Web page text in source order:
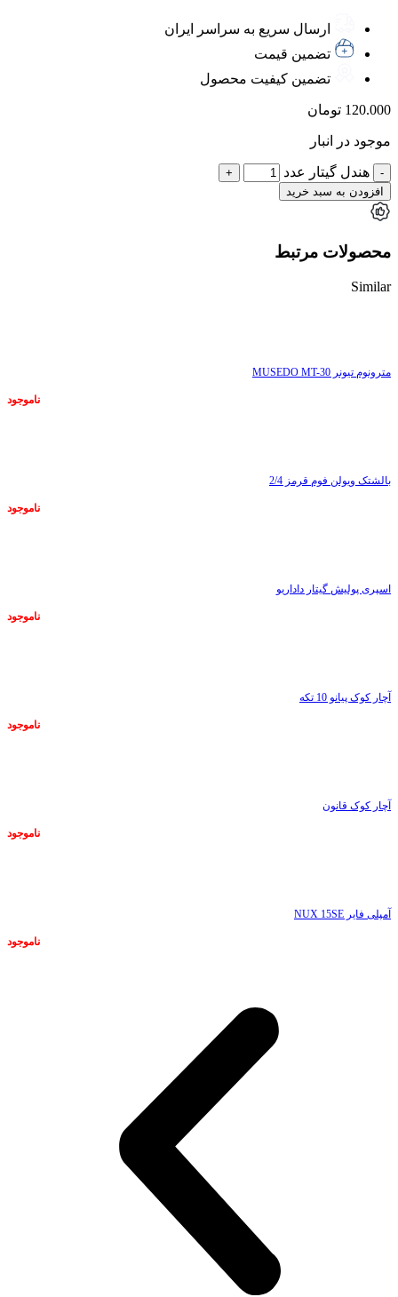
ارسال سریع به سراسر ایران
تضمین قیمت
تضمین کیفیت محصول
120.000 تومان
موجود در انبار
هندل گیتار عدد
افزودن به سبد خرید
محصولات مرتبط
Similar
مترونوم تیونر MUSEDO MT-30
ناموجود
بالشتک ویولن فوم قرمز 2/4
ناموجود
اسپری پولیش گیتار داداریو
ناموجود
آچار کوک پیانو 10 تکه
ناموجود
آچار کوک قانون
ناموجود
آمپلی فایر NUX 15SE
ناموجود